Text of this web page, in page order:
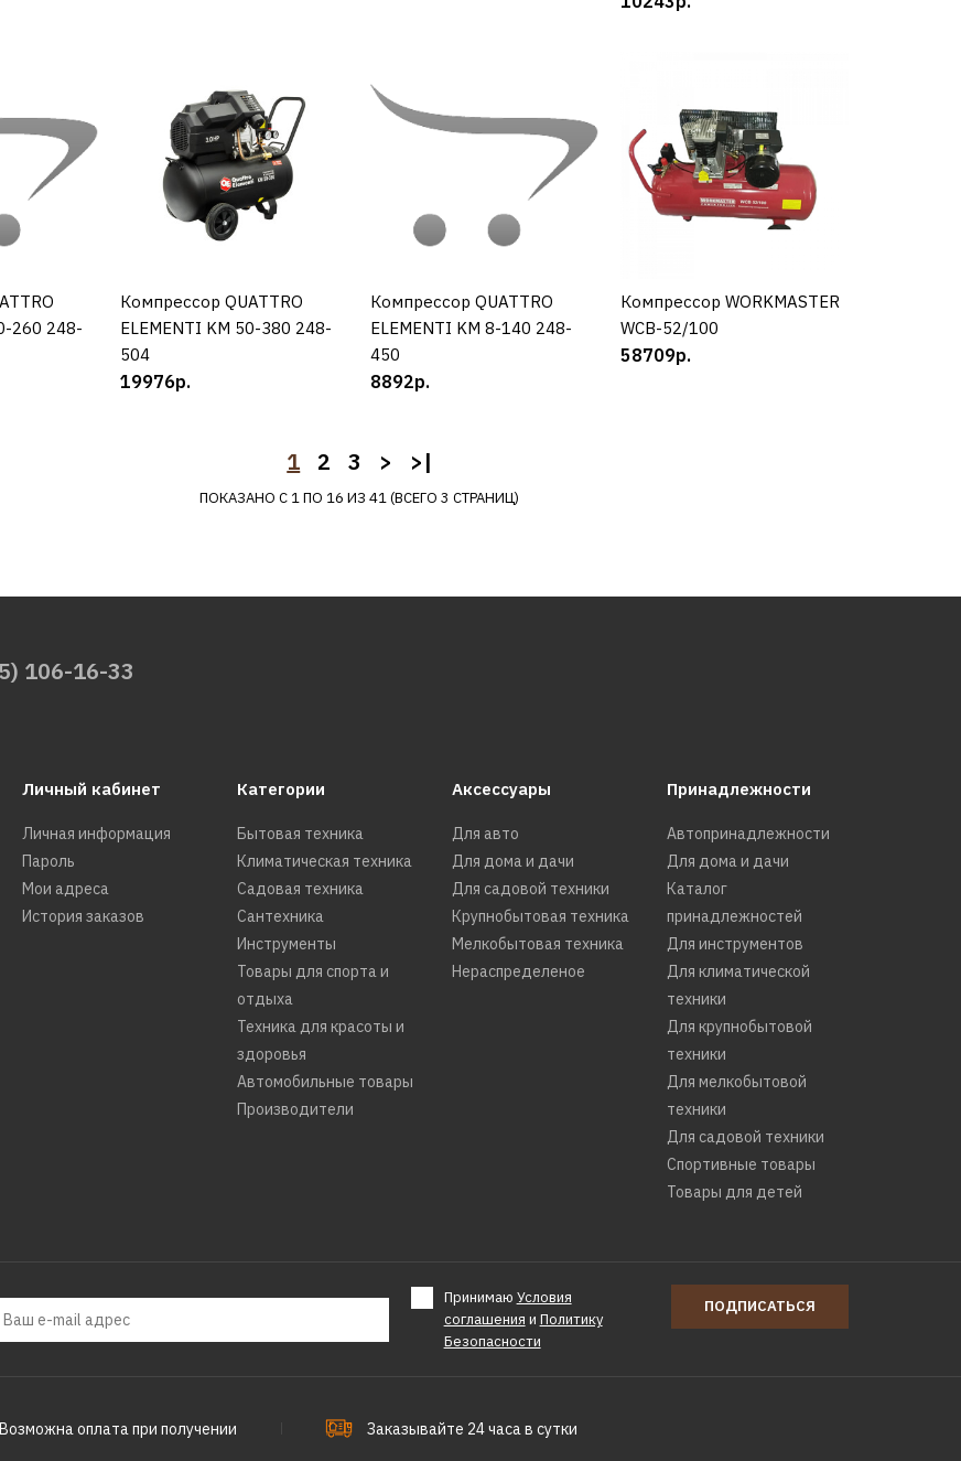
HYUNDAI
Компрессор Hyundai HYC
КУПИТЬ
ДОБАВИТЬ К СРАВНЕНИЮ
ДОБАВИТЬ В ПОЖЕЛАНИЯ
Компрессор Metabo Basic
PATRIOT
Компрессор Patriot Euro 24-
240K 525306366
11420р.
Компрессор Patriot EURO
24/240
10790р.
260 248-
КУПИТЬ
Компрессор QUATTRO
ELEMENTI KM 50-380 248-
504
19976р.
КУПИТЬ
Компрессор QUATTRO
ELEMENTI KM 8-140 248-
450
8892р.
КУПИТЬ
Компрессор WORKMASTER
WCB-52/100
58709р.
1 2 3 > >|
ПОКАЗАНО С 1 ПО 16 ИЗ 41 (ВСЕГО 3 СТРАНИЦ)
106-16-33
Личный кабинет
Личная информация
Пароль
Мои адреса
История заказов
Категории
Бытовая техника
Климатическая техника
Садовая техника
Сантехника
Инструменты
Товары для спорта и
отдыха
Техника для красоты и
здоровья
Автомобильные товары
Производители
Аксессуары
Для авто
Для дома и дачи
Для садовой техники
Крупнобытовая техника
Мелкобытовая техника
Нераспределеное
Принадлежности
Автопринадлежности
Для дома и дачи
Каталог
принадлежностей
Для инструментов
Для климатической
техники
Для крупнобытовой
техники
Для мелкобытовой
техники
Для садовой техники
Спортивные товары
Товары для детей
Принимаю Условия
соглашения и Политику
Безопасности
ПОДПИСАТЬСЯ
Возможна оплата при получении Заказывайте 24 часа в сутки